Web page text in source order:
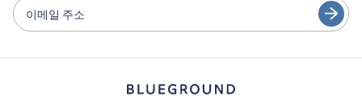
가구 렌탈 사업자
Español
이메일 주소